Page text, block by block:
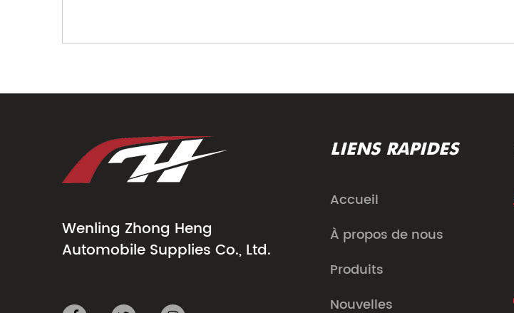
Wenling Zhong Heng
Automobile Supplies Co., Ltd.
LIENS RAPIDES
Accueil
À propos de nous
Produits
Nouvelles